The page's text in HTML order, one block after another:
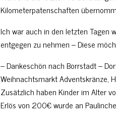
Kilometerpatenschaften
Ich war auch in den letzten Tagen
entgegen zu nehmen – Diese
– Dankeschön nach Borrstadt –
Weihnachtsmarkt Adventskränze,
Zusätzlich haben Kinder im Alter
Erlös von 200€ wurde an